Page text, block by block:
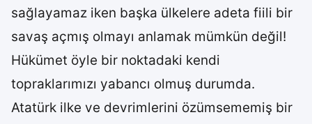
sağlayamaz iken başka ülkelere adeta fiili bir
savaş açmış olmayı anlamak mümkün değil!
Hükümet öyle bir noktadaki kendi
topraklarımızı yabancı olmuş durumda.
Atatürk ilke ve devrimlerini özümsememiş bir